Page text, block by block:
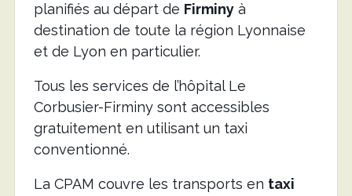
planifiés au départ de Firminyà
destination de toute la région Lyonnaise
et de Lyon en particulier.
Tous les services de l’hôpital Le
Corbusier-Firminy sont accessibles
gratuitement en utilisant un taxi
conventionné.
La CPAM couvre les transports en taxi